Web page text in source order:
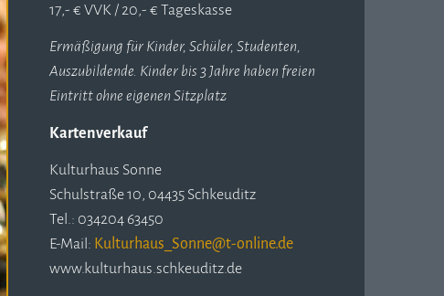
17,- € VVK / 20,- € Tageskasse
Ermäßigung für Kinder, Schüler, Studenten,
Auszubildende. Kinder bis 3 Jahre haben freien
Eintritt ohne eigenen Sitzplatz
Kartenverkauf
Kulturhaus Sonne
Schulstraße 10, 04435 Schkeuditz
Tel.: 034204 63450
E-Mail:
www.kulturhaus.schkeuditz.de